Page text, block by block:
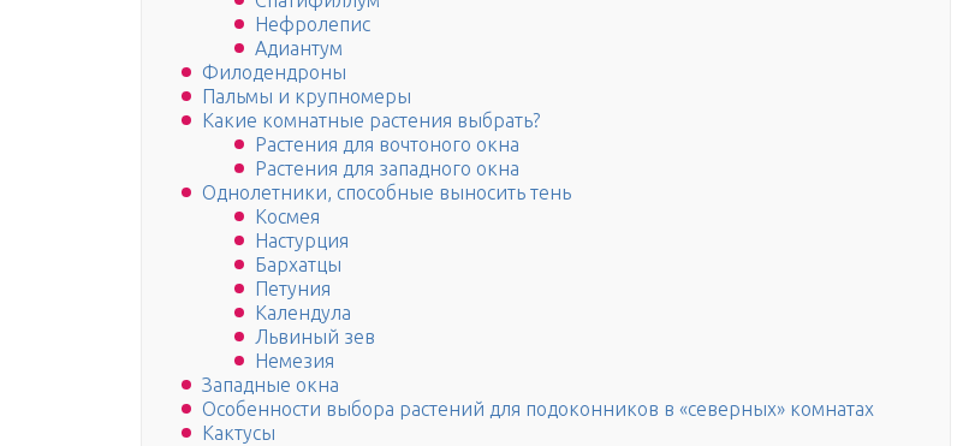
Нефролепис
Адиантум
Филодендроны
Пальмы и крупномеры
Какие комнатные растения выбрать?
Растения для вочтоного окна
Растения для западного окна
Однолетники, способные выносить тень
Космея
Настурция
Бархатцы
Петуния
Календула
Львиный зев
Немезия
Западные окна
Особенности выбора растений для подоконников в «северных» комнатах
Кактусы